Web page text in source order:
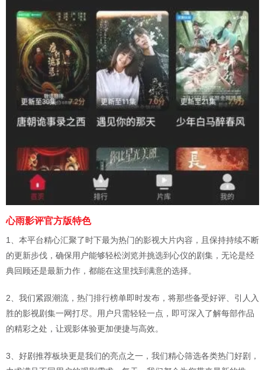
心雨影评官方版特色
1、本平台精心汇聚了时下最为热门的影视大片内容，且保持持续不断
的更新步伐，确保用户能够轻松浏览并挑选到心仪的剧集，无论是经
典回顾还是最新力作，都能在这里找到满意的选择。
2、我们紧跟潮流，热门排行榜单即时发布，将那些备受好评、引人入
胜的影视剧集一网打尽。用户只需轻轻一点，即可深入了解每部作品
的精彩之处，让观影体验更加便捷与高效。
3、好剧推荐板块更是我们的亮点之一，我们精心筛选各类热门好剧，